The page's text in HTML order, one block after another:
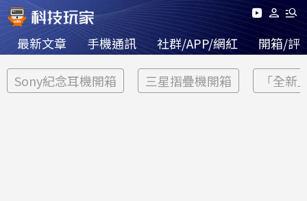
最新文章 手機通訊 社群/APP/網紅 開箱/評
Sony紀念耳機開箱 三星摺疊機開箱 「全新